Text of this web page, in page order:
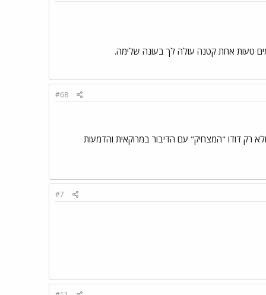
טעות אחת קטנה עולה לך בעונה שלימה.
#68
רק דודו "המצחיק" עם הדיבור במרוקאית והדמעות
#7